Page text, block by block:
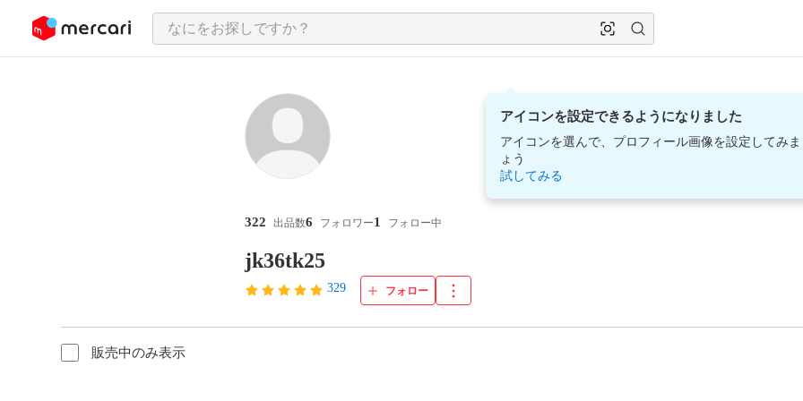
ツにスキップ
アイコンを設定できるようになりました
アイコンを選んで、プロフィール画像を設定してみ
ょう
試してみる
jk36tk25
329 フォロー
322 出品数6 フォロワー1 フォロー中
販売中のみ表示